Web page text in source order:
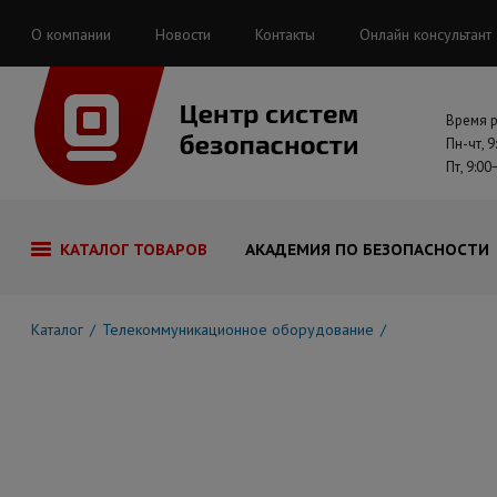
О компании Новости Контакты Онлайн консультант
Время
Пн-чт,
Пт,
КАТАЛОГ ТОВАРОВ АКАДЕМИЯ ПО БЕЗОПАСНОСТИ
Каталог Телекоммуникационное оборудование